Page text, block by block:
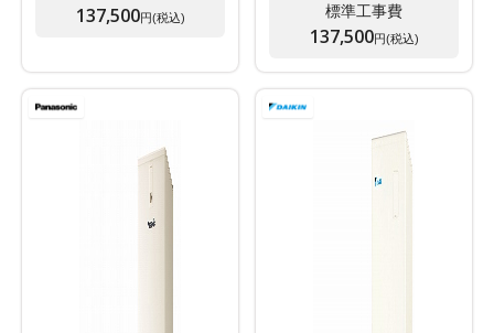
137,500円(税込) 標準工事費
137,500円(税込)